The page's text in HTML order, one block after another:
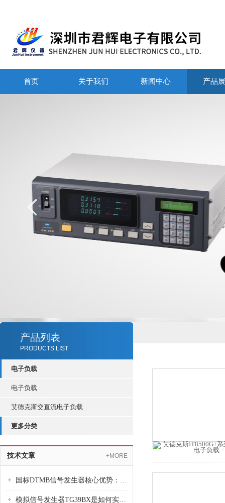
首页 关于我们 新闻中心 产品
产品列表
PRODUCTS LIST
电子负载
电子负载
艾德克斯交直流电子负载
更多分类
技术文章 +MORE
国标DTMB信号发生器核心优势：灵活性与准确性的结合
模拟信号发生器TG39BX是如何实现从直流到交流的波形转换?